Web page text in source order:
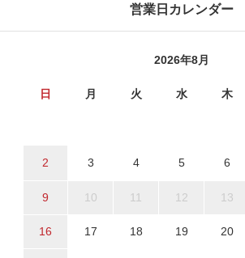
営業日カレンダー
2026年8月
日 月 火 水 木
2 3 4 5 6
9 10 11 12 13
16 17 18 19 20